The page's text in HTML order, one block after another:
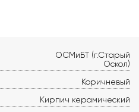
ОСМиБТ (г.Старый
Оскол)
Коричневый
Кирпич керамический